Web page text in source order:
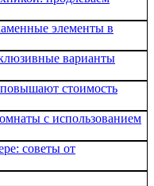
элементы в
варианты
стоимость
с использованием
советы от